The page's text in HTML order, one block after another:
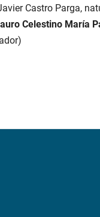
Castro Parga,
Celestino María